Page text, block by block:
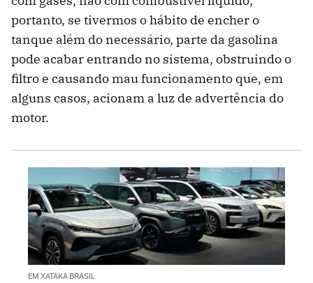
portanto, se tivermos o hábito de encher o
tanque além do necessário, parte da gasolina
pode acabar entrando no sistema, obstruindo o
filtro e causando mau funcionamento que, em
alguns casos, acionam a luz de advertência do
motor.
EM XATAKA BRASIL